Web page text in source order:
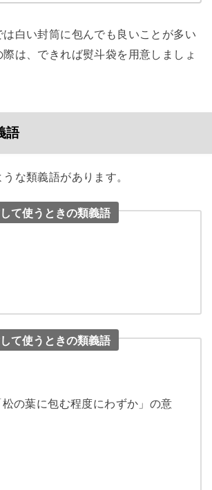
は白い封筒に包んでも良いことが多い
は、できれば熨斗袋を用意しましょ
語
な類義語があります。
て使うときの類義語
て使うときの類義語
の葉に包む程度にわずか」の意